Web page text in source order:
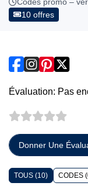
10 offres
Évaluation: Pas
Donner Une
TOUS (10) CODES